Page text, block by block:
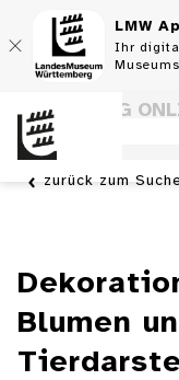
LMW
Ihr
SAMMLUNG
WÜRTTEMBERG
zurück zum
Blumen